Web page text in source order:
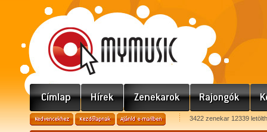
3422 zenekar 12339